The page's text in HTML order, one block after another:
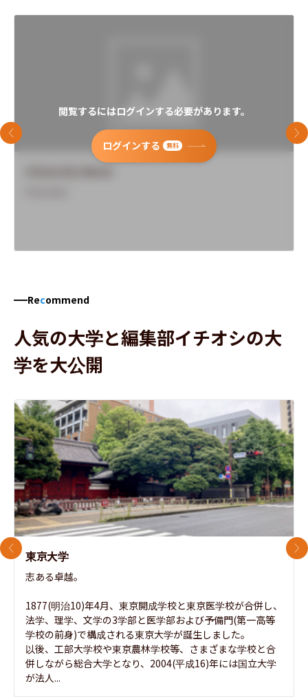
閲覧するにはログインする必要があります。
ログインする 無料
前のスライド 次
Recommend
人気の大学と編集部イチオシの大
学を大公開
東京大学
志ある卓越。
1877(明治10)年4月、東京開成学校と東京医学校が合併し、
法学、理学、文学の3学部と医学部および予備門(第一高等
学校の前身)で構成される東京大学が誕生しました。
以後、工部大学校や東京農林学校等、さまざまな学校と合
併しながら総合大学となり、2004(平成16)年には国立大学
が法人...
前のスライド 次